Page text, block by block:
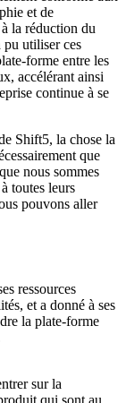
et de
la réduction du
pu utiliser ces
forme entre les
accélérant ainsi
continue à se
Shift5, la chose la
que
nous sommes
toutes leurs
pouvons aller
ressources
et a donné à ses
la plate-forme
sur la
qui sont au